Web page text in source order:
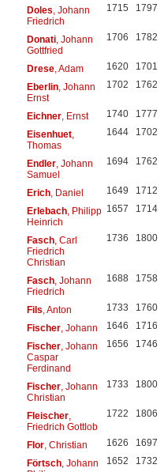
Doles , Johann
Friedrich
1715 1797
Donati, Johann
Gottfried
1706 1782
Drese, Adam 1620 1701
Eberlin, Johann
Ernst
1702 1762
Eichner, Ernst 1740 1777
Eisenhuet,
Thomas
1644 1702
Endler, Johann
Samuel
1694 1762
Erich, Daniel 1649 1712
Erlebach, Philipp
Heinrich
1657 1714
Fasch, Carl
Friedrich
Christian
1736 1800
Fasch, Johann
Friedrich
1688 1758
Fils , Anton 1733 1760
Fischer, Johann 1646 1716
Fischer, Johann
Caspar
Ferdinand
1656 1746
Fischer, Johann
Christian
1733 1800
Fleischer,
Friedrich Gottlob
1722 1806
Flor, Christian 1626 1697
Förtsch, Johann
1652 1732